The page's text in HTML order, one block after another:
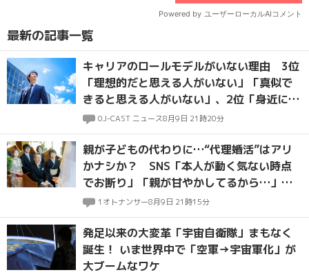
最新の記事一覧
キャリアのロールモデルがいない理由 3位
「理想的だと思える人がいない」「真似で
きると思える人がいない」、2位「身近に参
考になる人がいない」、1位は？
0J-CAST ニュース8月9日 21時20分
親が子どもの代わりに…“代理婚活”はアリ
かナシか？ SNS「本人が動く気ない時点
でお断り」「親が甘やかしてるから…」厳
しい声も
1 オトナンサー8月9日 21時15分
発足以来の大変革「宇宙自衛隊」まもなく
誕生！ いま世界中で「空軍→宇宙軍化」が
大ブームなワケ